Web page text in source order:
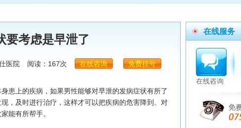
要考虑是早泄了
医院 阅读：167次 在线咨询 免费挂号
上的疾病，如果男性能够对早泄的发病症状有所了
，及时进行治疗，这样才可以把疾病的危害降到。对
能有所帮手。
在线服务
在线咨询